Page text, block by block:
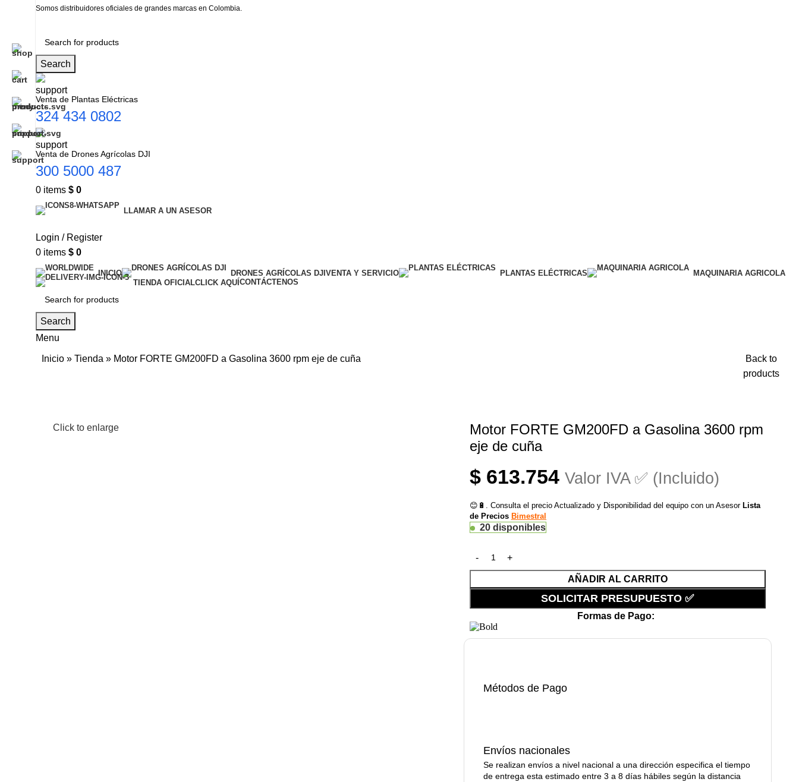
Somos distribuidores oficiales de grandes marcas en Colombia.
Search
Venta de Plantas Eléctricas
324 434 0802
Venta de Drones Agrícolas DJI
300 5000 487
0 items $ 0
LLAMAR A UN ASESOR
Login / Register
0 items $ 0
INICIO DRONES AGRÍCOLAS DJIVENTA Y SERVICIO PLANTAS ELÉCTRICAS
MAQUINARIA AGRICOLA
TIENDA OFICIALCLICK AQUÍCONTÁCTENOS
Search
Menu
Inicio » Tienda » Motor FORTE GM200FD a Gasolina 3600 rpm eje de cuña
Back to
products
Click to enlarge
Motor FORTE GM200FD a Gasolina 3600 rpm
eje de cuña
$613.754 Valor IVA ✅ (Incluido)
😊🔋. Consulta el precio Actualizado y Disponibilidad del equipo con un Asesor Lista
de Precios Bimestral
20 disponibles
AÑADIR AL CARRITO
SOLICITAR PRESUPUESTO ✅
Formas de Pago:
Métodos de Pago
Envíos nacionales
Se realizan envíos a nivel nacional a una dirección especifica el tiempo
de entrega esta estimado entre 3 a 8 días hábiles según la distancia